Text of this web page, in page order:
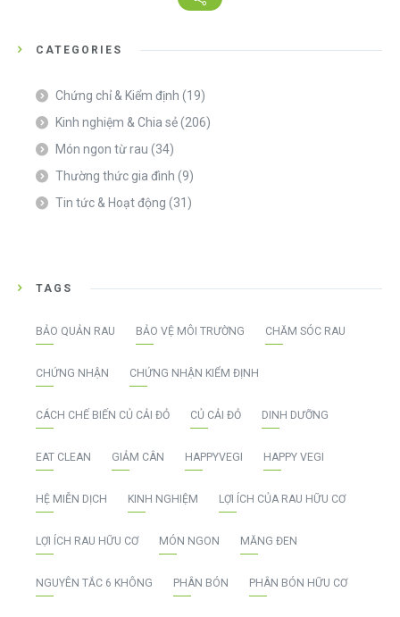
CATEGORIES
Chứng chỉ & Kiểm định (19)
Kinh nghiệm & Chia sẻ(206)
Món ngon từ rau (34)
Thường thức gia đình (9)
Tin tức & Hoạt động (31)
TAGS
BẢO QUẢN RAU BẢO VỆ MÔI TRƯỜNG CHĂM SÓC RAU
CHỨNG NHẬN CHỨNG NHẬN KIỂM ĐỊNH
CÁCH CHẾ BIẾN CỦ CẢI ĐỎ CỦ CẢI ĐỎ DINH DƯỠNG
EAT CLEAN GIẢM CÂN HAPPYVEGI HAPPY VEGI
HỆ MIỄN DỊCH KINH NGHIỆM LỢI ÍCH CỦA RAU HỮU CƠ
LỢI ÍCH RAU HỮU CƠ MÓN NGON MĂNG ĐEN
NGUYÊN TẮC 6 KHÔNG PHÂN BÓN PHÂN BÓN HỮU CƠ